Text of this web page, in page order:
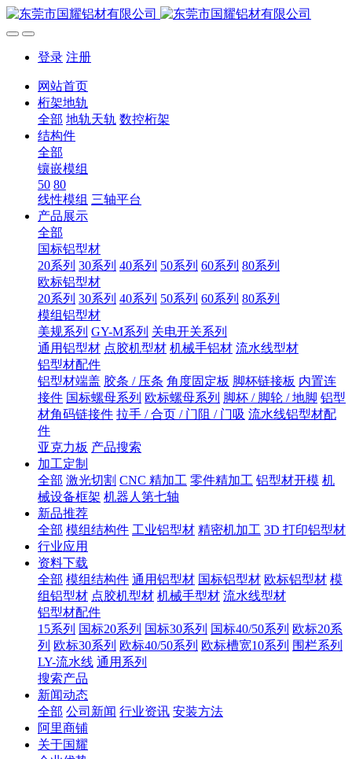
登录 注册
网站首页
桁架地轨
全部 地轨天轨 数控桁架
结构件
全部
镶嵌模组
50 80
线性模组 三轴平台
产品展示
全部
国标铝型材
20系列 30系列 40系列 50系列 60系列 80系列
欧标铝型材
20系列 30系列 40系列 50系列 60系列 80系列
模组铝型材
美规系列 GY-M系列 关电开关系列
通用铝型材 点胶机型材 机械手铝材 流水线型材
铝型材配件
铝型材端盖 胶条 / 压条 角度固定板 脚杯链接板 内置连
接件 国标螺母系列 欧标螺母系列 脚杯 / 脚轮 / 地脚 铝型
材角码链接件 拉手 / 合页 / 门阻 / 门吸 流水线铝型材配
件
亚克力板 产品搜索
加工定制
全部 激光切割 CNC 精加工 零件精加工 铝型材开模 机
械设备框架 机器人第七轴
新品推荐
全部 模组结构件 工业铝型材 精密机加工 3D 打印铝型材
行业应用
资料下载
全部 模组结构件 通用铝型材 国标铝型材 欧标铝型材 模
组铝型材 点胶机型材 机械手型材 流水线型材
铝型材配件
15系列 国标20系列 国标30系列 国标40/50系列 欧标20系
列 欧标30系列 欧标40/50系列 欧标槽宽10系列 围栏系列
LY-流水线 通用系列
搜索产品
新闻动态
全部 公司新闻 行业资讯 安装方法
阿里商铺
关于国耀